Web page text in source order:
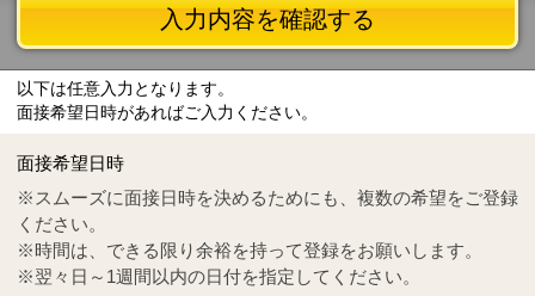
Tel
0570-55-0314
入力内容を確認する
以下は任意入力となります。
面接希望日時があればご入力ください。
面接希望日時
※スムーズに面接日時を決めるためにも、複数の希望をご登録
ください。
※時間は、できる限り余裕を持って登録をお願いします。
※翌々日～1週間以内の日付を指定してください。